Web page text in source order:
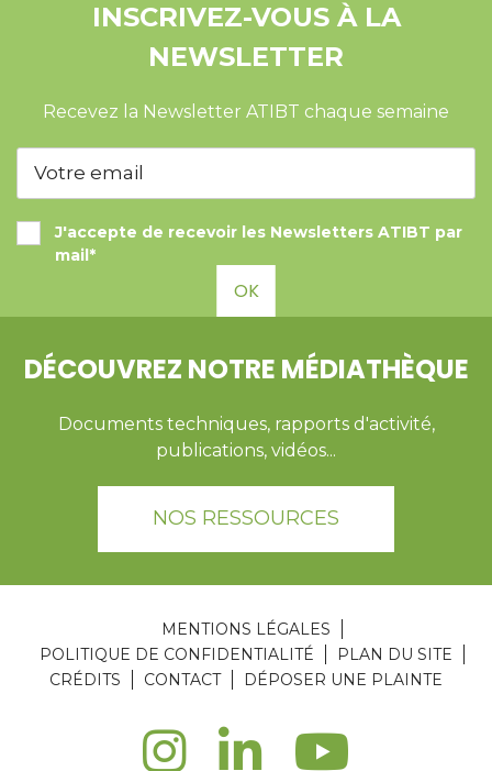
INSCRIVEZ-VOUS À LA
NEWSLETTER
Recevez la Newsletter ATIBT chaque semaine
J'accepte de recevoir les Newsletters ATIBT par
mail*
OK
DÉCOUVREZ NOTRE MÉDIATHÈQUE
Documents techniques, rapports d'activité,
publications, vidéos...
NOS RESSOURCES
MENTIONS LÉGALES
POLITIQUE DE CONFIDENTIALITÉ
PLAN DU SITE
CRÉDITS
CONTACT DÉPOSER UNE PLAINTE